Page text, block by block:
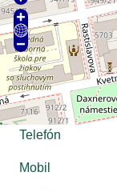
Telefón
Mobil